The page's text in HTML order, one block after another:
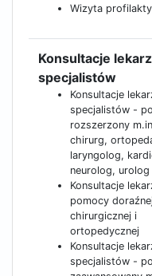
Wizyta
Konsultacje
specjalistów
Konsultacje
specjalistów -
rozszerzony
chirurg,
laryngolog,
neurolog, urolog
Konsultacje
pomocy
chirurgicznej i
ortopedycznej
Konsultacje
specjalistów -